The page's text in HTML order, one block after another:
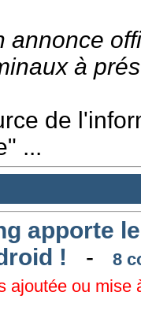
annonce
à
de
...
apporte
! -
8
ajoutée ou mise